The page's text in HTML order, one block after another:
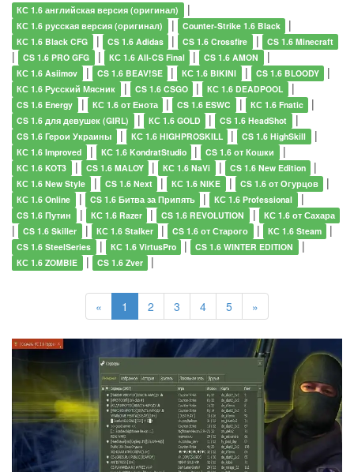
КС 1.6 английская версия (оригинал) |
КС 1.6 русская версия (оригинал) | Counter-Strike 1.6 Black |
КС 1.6 Black CFG | CS 1.6 Adidas | CS 1.6 Crossfire | CS 1.6 Minecraft
| CS 1.6 PRO GFG | КС 1.6 All-CS Final | CS 1.6 AMON |
КС 1.6 Asiimov | CS 1.6 BEAV!SE | КС 1.6 BIKINI | CS 1.6 BLOODY |
КС 1.6 Русский Мясник | CS 1.6 CSGO | КС 1.6 DEADPOOL |
CS 1.6 Energy | КС 1.6 от Енота | CS 1.6 ESWC | КС 1.6 Fnatic |
CS 1.6 для девушек (GIRL) | КС 1.6 GOLD | CS 1.6 HeadShot |
CS 1.6 Герои Украины | КС 1.6 HIGHPROSKILL | CS 1.6 HighSkill |
КС 1.6 Improved | КС 1.6 KondratStudio | CS 1.6 от Кошки |
КС 1.6 KOT3 | CS 1.6 MALOY | КС 1.6 NaVi | CS 1.6 New Edition |
КС 1.6 New Style | CS 1.6 Next | КС 1.6 NIKE | CS 1.6 от Огурцов |
КС 1.6 Online | CS 1.6 Битва за Припять | КС 1.6 Professional |
CS 1.6 Путин | КС 1.6 Razer | CS 1.6 REVOLUTION | КС 1.6 от Сахара
| CS 1.6 Skiller | КС 1.6 Stalker | CS 1.6 от Старого | КС 1.6 Steam |
CS 1.6 SteelSeries | КС 1.6 VirtusPro | CS 1.6 WINTER EDITION |
КС 1.6 ZOMBIE | CS 1.6 Zver |
« 1 2 3 4 5 »